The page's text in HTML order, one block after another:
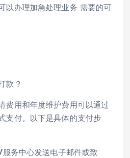
以办理加急处理业务 需要的可
款？
费用和年度维护费用可以通过
支付。以下是具体的支付步
服务中心发送电子邮件或致